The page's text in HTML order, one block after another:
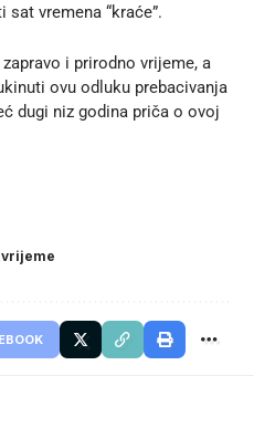
vremena “kraće”.
i prirodno vrijeme, a
ovu odluku prebacivanja
dugi niz godina priča o ovoj
vrijeme